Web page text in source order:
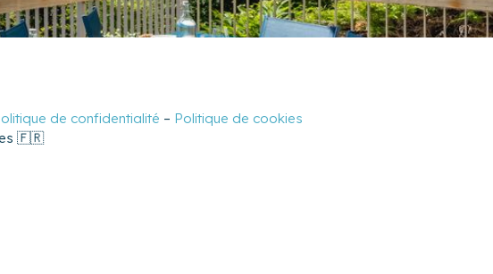
de confidentialité – Politique de cookies
🇫🇷